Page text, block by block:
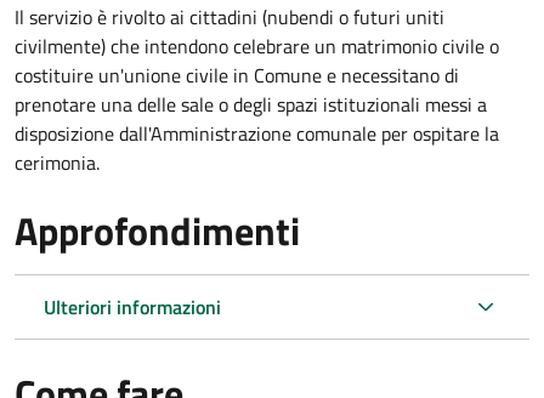
Il servizio è rivolto ai cittadini (nubendi o futuri uniti
civilmente) che intendono celebrare un matrimonio civile o
costituire un'unione civile in Comune e necessitano di
prenotare una delle sale o degli spazi istituzionali messi a
disposizione dall'Amministrazione comunale per ospitare la
cerimonia.
Approfondimenti
Ulteriori informazioni